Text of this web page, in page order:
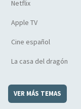
Netflix
Apple TV
Cine español
La casa del dragón
VER MÁS TEMAS